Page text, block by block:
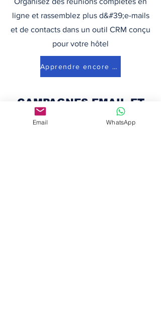
ligne et rassemblez plus d&#39;e-mails
et de contacts dans un outil CRM conçu
pour votre hôtel
Apprendre encore plus
CAMPAGNES EMAIL ET
Email WhatsApp